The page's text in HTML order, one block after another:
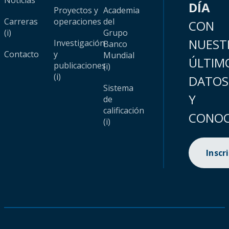
Carreras
(i)
Contacto
Proyectos y
operaciones
Investigación
y
publicaciones
(i)
Academia
del
Grupo
Banco
Mundial
(i)
Sistema
de
calificación
(i)
DÍA
CON
DATOS
Y